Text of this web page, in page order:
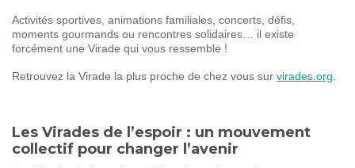
Activités sportives, animations familiales, concerts, défis,
moments gourmands ou rencontres solidaires… il existe
forcément une Virade qui vous ressemble !
Retrouvez la Virade la plus proche de chez vous sur virades.org.
Les Virades de l’espoir : un mouvement
collectif pour changer l’avenir